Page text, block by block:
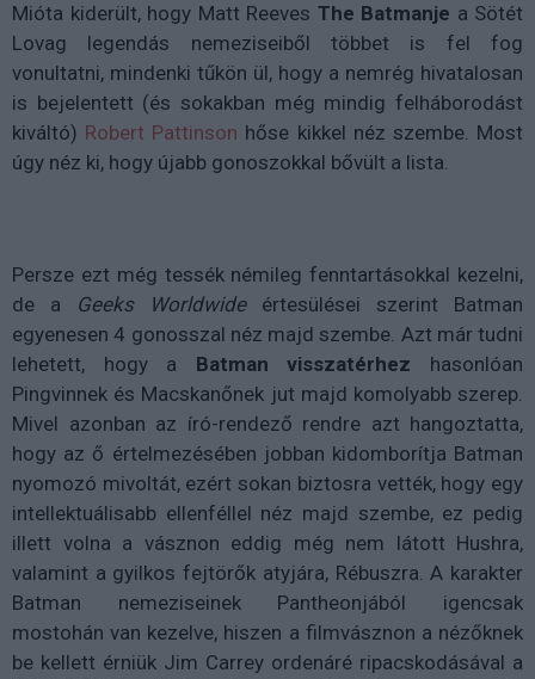
Mióta kiderült, hogy Matt Reeves The Batmanje a Sötét
Lovag legendás nemeziseiből többet is fel fog
vonultatni, mindenki tűkön ül, hogy a nemrég hivatalosan
is bejelentett (és sokakban még mindig felháborodást
kiváltó) Robert Pattinson hőse kikkel néz szembe. Most
úgy néz ki, hogy újabb gonoszokkal bővült a lista.
Persze ezt még tessék némileg fenntartásokkal kezelni,
de a Geeks Worldwideértesülései szerint Batman
egyenesen 4 gonosszal néz majd szembe. Azt már tudni
lehetett, hogy a Batman visszatérhez hasonlóan
Pingvinnek és Macskanőnek jut majd komolyabb szerep.
Mivel azonban az író-rendező rendre azt hangoztatta,
hogy az ő értelmezésében jobban kidomborítja Batman
nyomozó mivoltát, ezért sokan biztosra vették, hogy egy
intellektuálisabb ellenféllel néz majd szembe, ez pedig
illett volna a vásznon eddig még nem látott Hushra,
valamint a gyilkos fejtörők atyjára, Rébuszra. A karakter
Batman nemeziseinek Pantheonjából igencsak
mostohán van kezelve, hiszen a filmvásznon a nézőknek
be kellett érniük Jim Carrey ordenáré ripacskodásával a